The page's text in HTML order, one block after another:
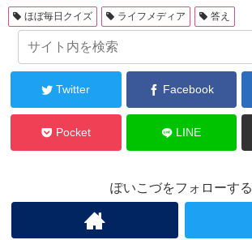
ほぼ毎日クイズ ライフメディア 答え
Twitter Facebook
Pocket LINE
ぽいこづをフォローする